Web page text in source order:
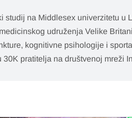
studij na Middlesex univerzitetu u
udruženja Velike
kognitivne psihologije i
pratitelja na društvenoj mreži